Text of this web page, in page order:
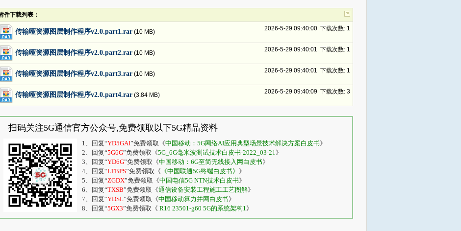
件下载列表：
2026-5-29 09:40:00 下载次数: 1
传输哑资源图层制作程序v2.0.part1.rar (10 MB)
2026-5-29 09:40:01 下载次数: 1
传输哑资源图层制作程序v2.0.part2.rar (10 MB)
2026-5-29 09:40:01 下载次数: 1
传输哑资源图层制作程序v2.0.part3.rar (10 MB)
2026-5-29 09:40:09 下载次数: 3
传输哑资源图层制作程序v2.0.part4.rar (3.84 MB)
扫码关注5G通信官方公众号,免费领取以下5G精品资料
1、回复“YD5GAI”免费领取《中国移动：5G网络AI应用典型场景技术解决方案白皮书》
2、回复“5G6G”免费领取《5G_6G毫米波测试技术白皮书-2022_03-21》
3、回复“YD6G”免费领取《中国移动：6G至简无线接入网白皮书》
4、回复“LTBPS”免费领取《 《中国联通5G终端白皮书》 》
5、回复“ZGDX”免费领取《中国电信5G NTN技术白皮书》
6、回复“TXSB”免费领取《通信设备安装工程施工工艺图解》
7、回复“YDSL”免费领取《中国移动算力并网白皮书》
8、回复“5GX3”免费领取《 R16 23501-g60 5G的系统架构1》